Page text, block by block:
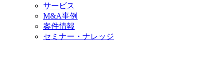
サービス
M&A事例
案件情報
セミナー・ナレッジ